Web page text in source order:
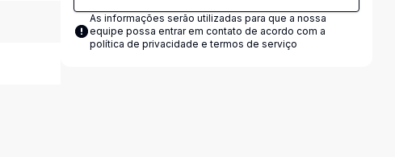
As informações serão utilizadas para que a nossa
equipe possa entrar em contato de acordo com a
política de privacidade e termos de serviço